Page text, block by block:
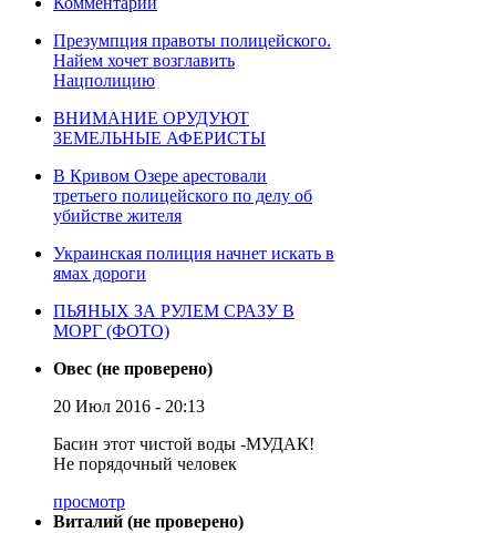
Презумпция правоты полицейского.
Найем хочет возглавить
Нацполицию
ВНИМАНИЕ ОРУДУЮТ
ЗЕМЕЛЬНЫЕ АФЕРИСТЫ
В Кривом Озере арестовали
третьего полицейского по делу об
убийстве жителя
Украинская полиция начнет искать в
ямах дороги
ПЬЯНЫХ ЗА РУЛЕМ СРАЗУ В
МОРГ (ФОТО)
Овес (не проверено)
20 Июл 2016 - 20:13
Басин этот чистой воды -МУДАК!
Не порядочный человек
просмотр
Виталий (не проверено)